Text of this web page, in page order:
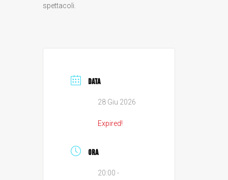
spettacoli.
DATA
28 Giu 2026
Expired!
ORA
20:00 -